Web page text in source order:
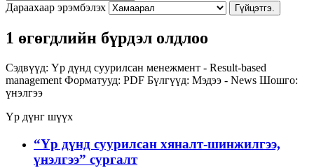
Дараахаар эрэмбэлэх Гүйцэтгэ.
1 өгөгдлийн бүрдэл олдлоо
Сэдвүүд: Үр дүнд суурилсан менежмент - Result-based
management Форматууд: PDF Бүлгүүд: Мэдээ - News Шошго:
үнэлгээ
Үр дүнг шүүх
“Үр дүнд суурилсан хяналт-шинжилгээ,
үнэлгээ” сургалт